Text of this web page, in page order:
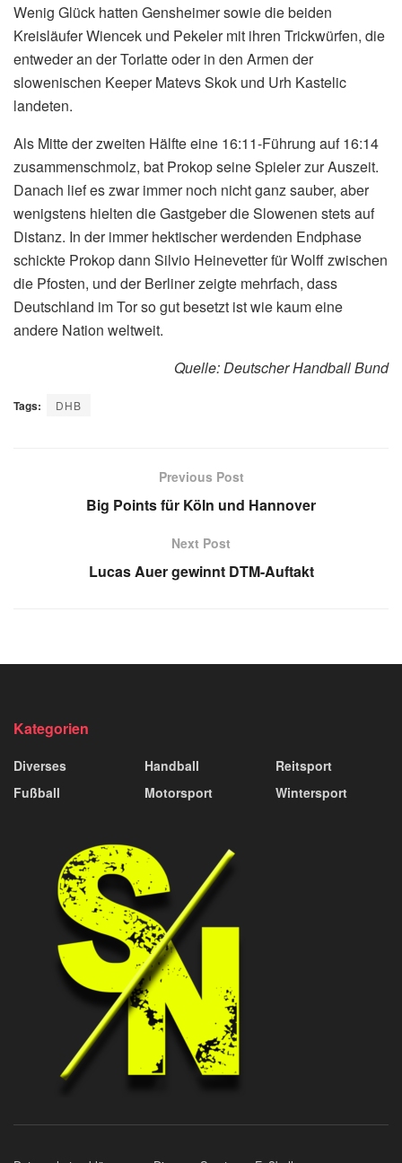
Wenig Glück hatten Gensheimer sowie die beiden
Kreisläufer Wiencek und Pekeler mit ihren Trickwürfen, die
entweder an der Torlatte oder in den Armen der
slowenischen Keeper Matevs Skok und Urh Kastelic
landeten.
Als Mitte der zweiten Hälfte eine 16:11-Führung auf 16:14
zusammenschmolz, bat Prokop seine Spieler zur Auszeit.
Danach lief es zwar immer noch nicht ganz sauber, aber
wenigstens hielten die Gastgeber die Slowenen stets auf
Distanz. In der immer hektischer werdenden Endphase
schickte Prokop dann Silvio Heinevetter für Wolff zwischen
die Pfosten, und der Berliner zeigte mehrfach, dass
Deutschland im Tor so gut besetzt ist wie kaum eine
andere Nation weltweit.
Quelle: Deutscher Handball Bund
Tags: DHB
Previous Post
Big Points für Köln und Hannover
Next Post
Lucas Auer gewinnt DTM-Auftakt
Kategorien
Diverses
Fußball
Handball
Motorsport
Reitsport
Wintersport